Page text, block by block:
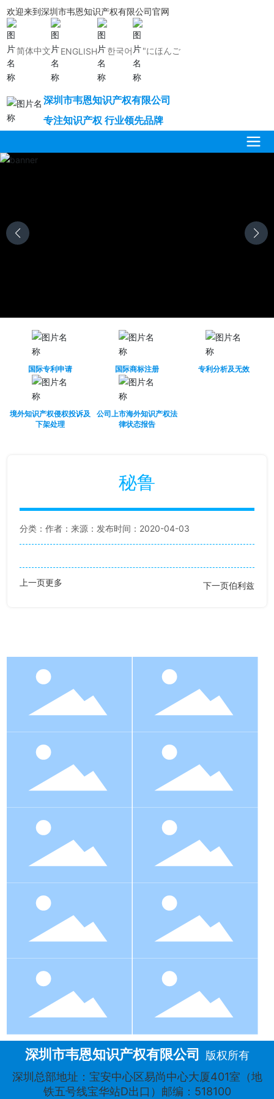
欢迎来到深圳市韦恩知识产权有限公司官网
简体中文 ENGLISH 한국어 "にほんご
深圳市韦恩知识产权有限公司
专注知识产权 行业领先品牌
国际专利申请 国际商标注册 专利分析及无效
境外知识产权侵权投诉及
下架处理
公司上市海外知识产权法
律状态报告
秘鲁
分类：作者：来源： 发布时间：2020-04-03
上一页更多 伯利兹
下一页
深圳市韦恩知识产权有限公司
版权所有
深圳总部地址：宝安中心区易尚中心大厦401室（地
铁五号线宝华站D出口）邮编：518100